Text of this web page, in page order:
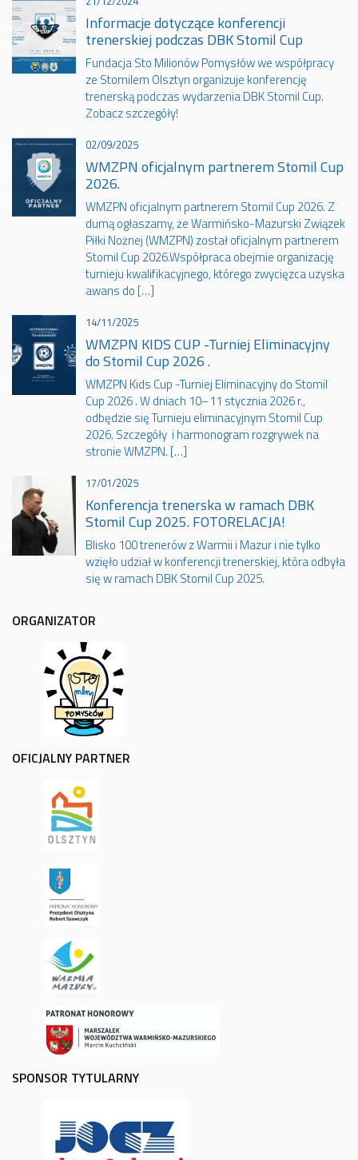
Informacje dotyczące konferencji
trenerskiej podczas DBK Stomil Cup
Fundacja Sto Milionów Pomysłów we współpracy
ze Stomilem Olsztyn organizuje konferencję
trenerską podczas wydarzenia DBK Stomil Cup.
Zobacz szczegóły!
02/09/2025
WMZPN oficjalnym partnerem Stomil Cup
2026.
WMZPN oficjalnym partnerem Stomil Cup 2026. Z
dumą ogłaszamy, że Warmińsko-Mazurski Związek
Piłki Nożnej (WMZPN) został oficjalnym partnerem
Stomil Cup 2026.Współpraca obejmie organizację
turnieju kwalifikacyjnego, którego zwycięzca uzyska
awans do […]
14/11/2025
WMZPN KIDS CUP -Turniej Eliminacyjny
do Stomil Cup 2026 .
WMZPN Kids Cup -Turniej Eliminacyjny do Stomil
Cup 2026 . W dniach 10–11 stycznia 2026 r.,
odbędzie się Turnieju eliminacyjnym Stomil Cup
2026. Szczegóły i harmonogram rozgrywek na
stronie WMZPN. […]
17/01/2025
Konferencja trenerska w ramach DBK
Stomil Cup 2025. FOTORELACJA!
Blisko 100 trenerów z Warmii i Mazur i nie tylko
wzięło udział w konferencji trenerskiej, która odbyła
się w ramach DBK Stomil Cup 2025.
ORGANIZATOR
OFICJALNY PARTNER
SPONSOR TYTULARNY